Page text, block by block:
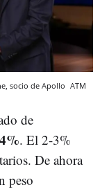
socio de Apollo ATM
de
. El 2-3%
De ahora
peso